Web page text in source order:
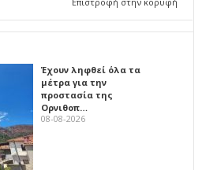
Έχουν ληφθεί όλα τα
μέτρα για την
προστασία της
Ορνιθοπ…
08-08-2026